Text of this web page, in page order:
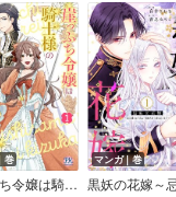
巻
崖っぷち令嬢は騎士様の求愛に気づかない【初回限定ペーパー付】【電子限定特典付】
マンガ｜巻